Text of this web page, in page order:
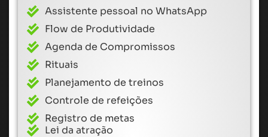
Assistente pessoal no WhatsApp
Flow de Produtividade
Agenda de Compromissos
Rituais
Planejamento de treinos
Controle de refeições
Registro de metas
Lei da atração